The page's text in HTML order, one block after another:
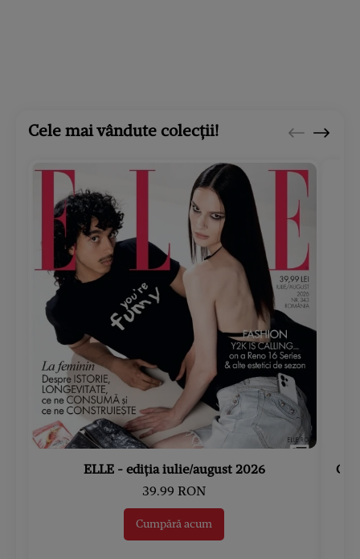
Cele mai vândute colecții!
ELLE - ediția iulie/august 2026
39.99 RON
Cumpără acum